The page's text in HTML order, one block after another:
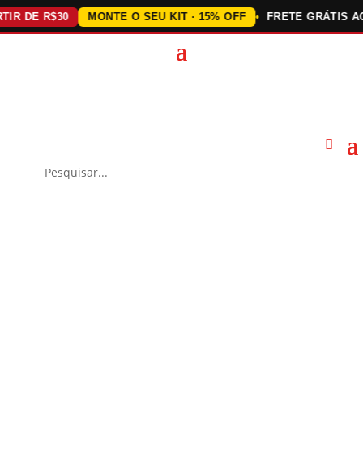
R$30 MONTE O SEU KIT · 15% OFF FRETE GRÁTIS